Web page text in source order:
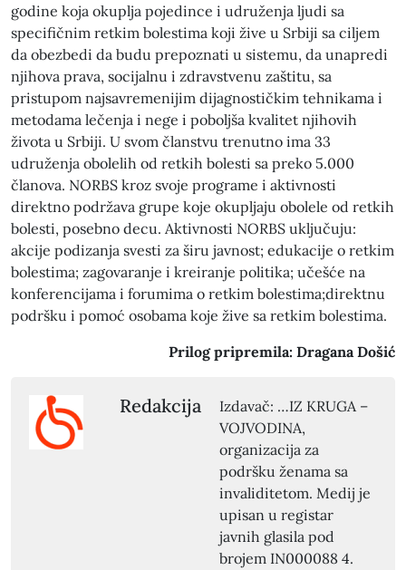
godine koja okuplja pojedince i udruženja ljudi sa
specifičnim retkim bolestima koji žive u Srbiji sa ciljem
da obezbedi da budu prepoznati u sistemu, da unapredi
njihova prava, socijalnu i zdravstvenu zaštitu, sa
pristupom najsavremenijim dijagnostičkim tehnikama i
metodama lečenja i nege i poboljša kvalitet njihovih
života u Srbiji. U svom članstvu trenutno ima 33
udruženja obolelih od retkih bolesti sa preko 5.000
članova. NORBS kroz svoje programe i aktivnosti
direktno podržava grupe koje okupljaju obolele od retkih
bolesti, posebno decu. Aktivnosti NORBS uključuju:
akcije podizanja svesti za širu javnost; edukacije o retkim
bolestima; zagovaranje i kreiranje politika; učešće na
konferencijama i forumima o retkim bolestima;direktnu
podršku i pomoć osobama koje žive sa retkim bolestima.
Prilog pripremila: Dragana Došić
Redakcija
Izdavač: …IZ KRUGA –
VOJVODINA,
organizacija za
podršku ženama sa
invaliditetom. Medij je
upisan u registar
javnih glasila pod
brojem IN000088 4.